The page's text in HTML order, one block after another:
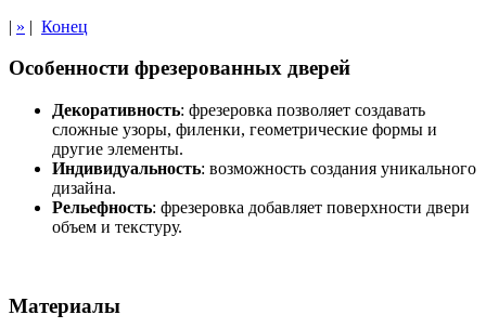
| » | Конец
Особенности фрезерованных дверей
Декоративность: фрезеровка позволяет создавать
сложные узоры, филенки, геометрические формы и
другие элементы.
Индивидуальность: возможность создания уникального
дизайна.
Рельефность: фрезеровка добавляет поверхности двери
объем и текстуру.
Материалы